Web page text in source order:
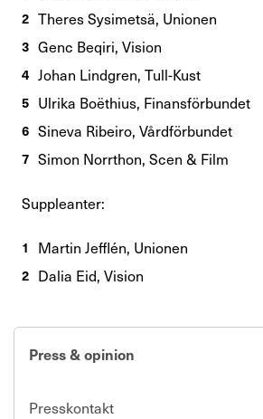
Theres Sysimetsä, Unionen
Genc Beqiri, Vision
Johan Lindgren, Tull-Kust
Ulrika Boëthius, Finansförbundet
Sineva Ribeiro, Vårdförbundet
Simon Norrthon, Scen & Film
Suppleanter:
Martin Jefflén, Unionen
Dalia Eid, Vision
Press & opinion
Presskontakt